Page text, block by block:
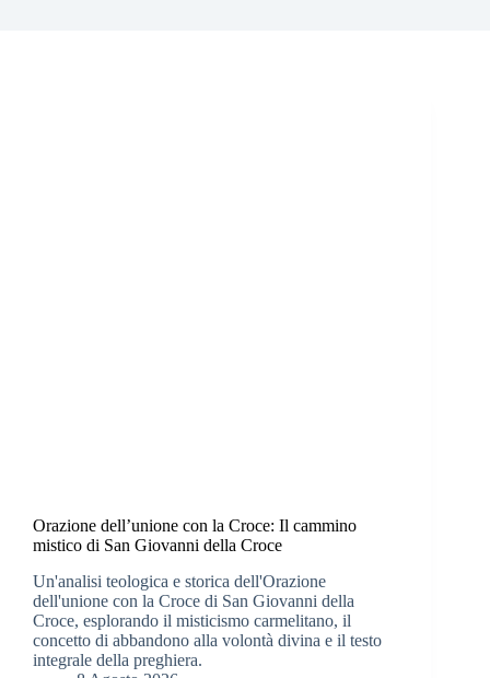
Orazione dell’unione con la Croce: Il cammino
mistico di San Giovanni della Croce
Un'analisi teologica e storica dell'Orazione
dell'unione con la Croce di San Giovanni della
Croce, esplorando il misticismo carmelitano, il
concetto di abbandono alla volontà divina e il testo
integrale della preghiera.